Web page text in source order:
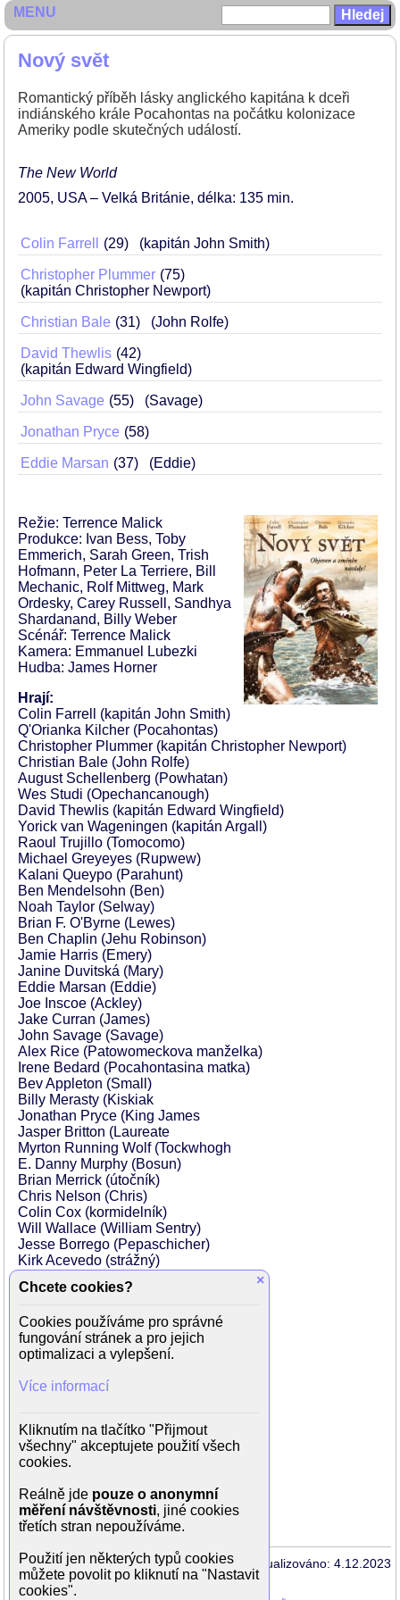
Nový svět
Romantický příběh lásky anglického kapitána k dceři
indiánského krále Pocahontas na počátku kolonizace
Ameriky podle skutečných událostí.
The New World
2005 USA – Velká Británie délka: 135 min
Colin Farrell 29 (kapitán John Smith)
Christopher Plummer 75
(kapitán Christopher Newport)
Christian Bale 31 (John Rolfe)
David Thewlis 42
(kapitán Edward Wingfield)
John Savage 55 (Savage)
Jonathan Pryce 58
Eddie Marsan 37 (Eddie)
Režie: Terrence Malick
Produkce: Ivan Bess, Toby
Emmerich, Sarah Green, Trish
Hofmann, Peter La Terriere, Bill
Mechanic, Rolf Mittweg, Mark
Ordesky, Carey Russell, Sandhya
Shardanand, Billy Weber
Scénář: Terrence Malick
Kamera: Emmanuel Lubezki
Hudba: James Horner
Hrají:
Colin Farrell (kapitán John Smith)
Q'Orianka Kilcher (Pocahontas)
Christopher Plummer (kapitán Christopher Newport)
Christian Bale (John Rolfe)
August Schellenberg (Powhatan)
Wes Studi (Opechancanough)
David Thewlis (kapitán Edward Wingfield)
Yorick van Wageningen (kapitán Argall)
Raoul Trujillo (Tomocomo)
Michael Greyeyes (Rupwew)
Kalani Queypo (Parahunt)
Ben Mendelsohn (Ben)
Noah Taylor (Selway)
Brian F. O'Byrne (Lewes)
Ben Chaplin (Jehu Robinson)
Jamie Harris (Emery)
Janine Duvitská (Mary)
Eddie Marsan (Eddie)
Joe Inscoe (Ackley)
Jake Curran (James)
John Savage (Savage)
Alex Rice (Patowomeckova manželka)
Irene Bedard (Pocahontasina matka)
Bev Appleton (Small)
Billy Merasty (Kiskiak
Jonathan Pryce (King James
Jasper Britton (Laureate
Myrton Running Wolf (Tockwhogh
E. Danny Murphy (Bosun)
Brian Merrick (útočník)
Chris Nelson (Chris)
Colin Cox (kormidelník)
Will Wallace (William Sentry)
Jesse Borrego (Pepaschicher)
Kirk Acevedo (strážný)
Michael Goodwin (kormidelník)
Maria Pastel (Rosalind)
Raynor Scheine (Raynor)
Jeremy Radin (Jeremy)
Jeremy Arviso (Core Warrior)
Brian Frejo (Core Warrior)
Marcus Frejo (Core Warrior)
Quetzal Guerrero (Core Warrior)
Alex Meraz (Core Warrior)
Anthony Parker (Core Warrior)
...
Aktualizováno: 4.12.2023
MENU
×
Chcete cookies?
Cookies používáme pro správné
fungování stránek a pro jejich
optimalizaci a vylepšení.
Více informací
Kliknutím na tlačítko "Přijmout
všechny" akceptujete použití všech
cookies.
Reálně jde pouze o anonymní
měření návštěvnosti, jiné cookies
třetích stran nepoužíváme.
Použití jen některých typů cookies
můžete povolit po kliknutí na "Nastavit
cookies".